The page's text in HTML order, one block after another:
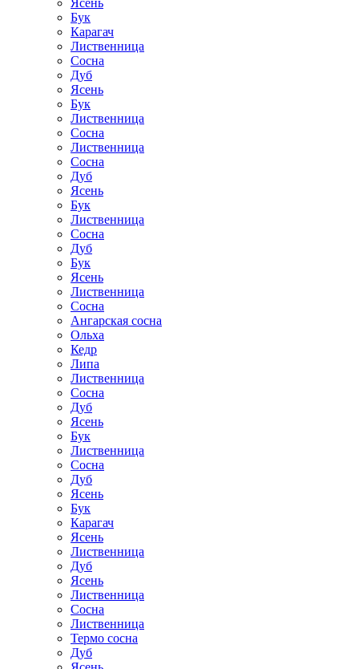
Ясень
Бук
Карагач
Лиственница
Сосна
Дуб
Ясень
Бук
Лиственница
Сосна
Лиственница
Сосна
Дуб
Ясень
Бук
Лиственница
Сосна
Дуб
Бук
Ясень
Лиственница
Сосна
Ангарская сосна
Ольха
Кедр
Липа
Лиственница
Сосна
Дуб
Ясень
Бук
Лиственница
Сосна
Дуб
Ясень
Бук
Карагач
Ясень
Лиственница
Дуб
Ясень
Лиственница
Сосна
Лиственница
Термо сосна
Дуб